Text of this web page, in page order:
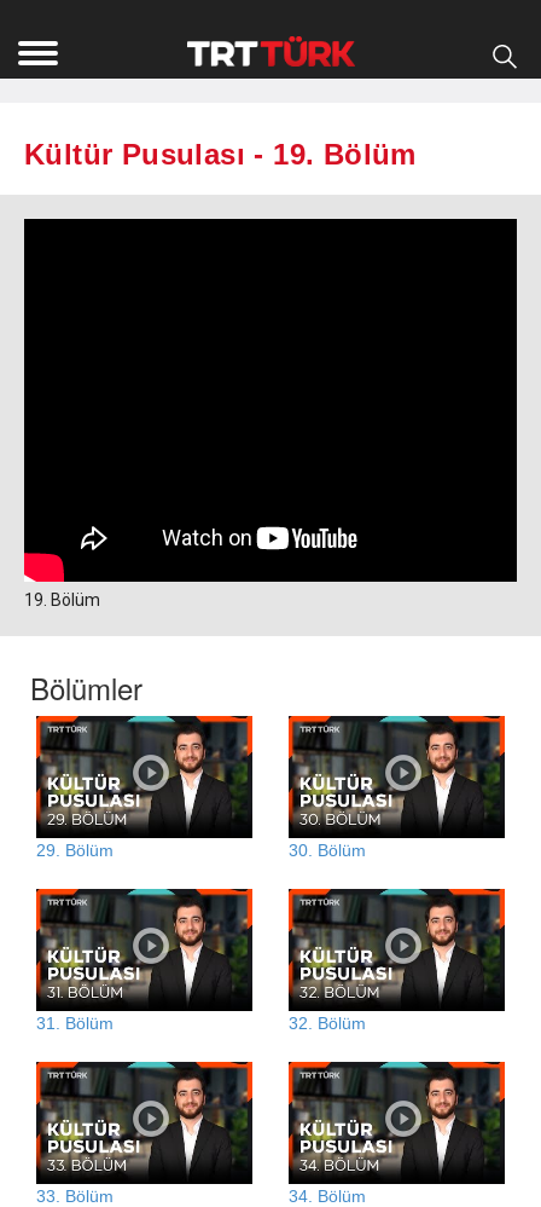
Kültür Pusulası - 19. Bölüm
19. Bölüm
Bölümler
29. Bölüm 30. Bölüm
31. Bölüm 32. Bölüm
33. Bölüm 34. Bölüm